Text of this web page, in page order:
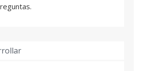
Navarro
Universidad